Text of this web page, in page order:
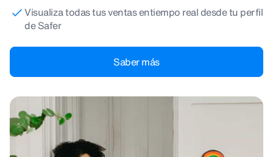
Visualiza todas tus ventas entiempo real desde tu perfil
de Safer
Saber más